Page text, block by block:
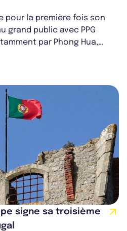
pour la première fois son
grand public avec PPG
par Phong Hua,
d...
signe sa troisième